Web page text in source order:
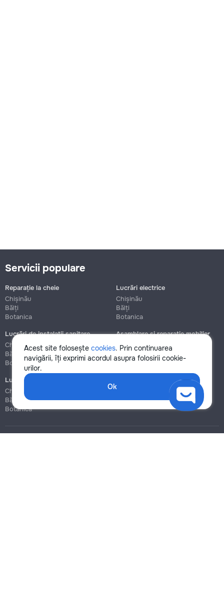
Acest site folosește cookies. Prin continuarea
navigării, îți exprimi acordul asupra folosirii cookie-
urilor.
Ok
Servicii populare
Reparație la cheie
Chișinău
Bălți
Botanica
Lucrări electrice
Chișinău
Bălți
Botanica
Lucrări de instalații sanitare
Chișinău
Bălți
Botanica
Asamblare și reparație mobilier
Chișinău
Botanica
Lucrări de construcție și instalare
Chișinău
Bălți
Botanica